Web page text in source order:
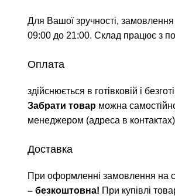
Для Вашої зручності,
09:00 до 21:00. Склад працює з
Оплата
здійснюється в готівковій і
Забрати товар можна
менеджером (адреса в
Доставка
При оформленні замовлення на
– безкоштовна! При купівлі